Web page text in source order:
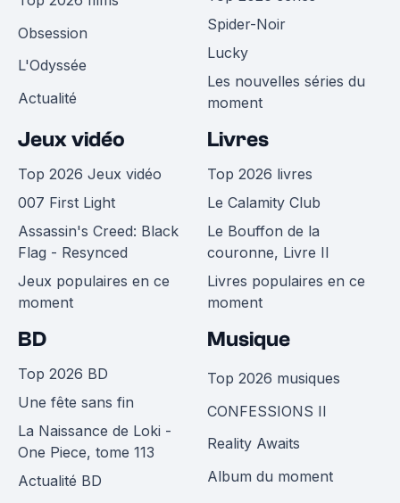
Obsession
L'Odyssée
Actualité
Spider-Noir
Lucky
Les nouvelles séries du
moment
Jeux vidéo
Top 2026 Jeux vidéo
007 First Light
Assassin's Creed: Black
Flag - Resynced
Jeux populaires en ce
moment
Livres
Top 2026 livres
Le Calamity Club
Le Bouffon de la
couronne, Livre II
Livres populaires en ce
moment
BD
Top 2026 BD
Une fête sans fin
La Naissance de Loki -
One Piece, tome 113
Actualité BD
Musique
Top 2026 musiques
CONFESSIONS II
Reality Awaits
Album du moment